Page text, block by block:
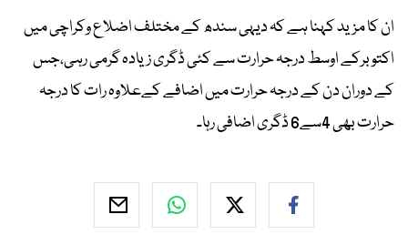
ان کا مزید کہنا ہے کہ دیہی سندھ کے مختلف اضلاع وکراچی میں
اکتوبرکے اوسط درجہ حرارت سے کئی ڈگری زیادہ گرمی رہی،جس
کے دوران دن کے درجہ حرارت میں اضافے کےعلاوہ رات کا درجہ
حرارت بھی 4سے6 ڈگری اضافی رہا۔